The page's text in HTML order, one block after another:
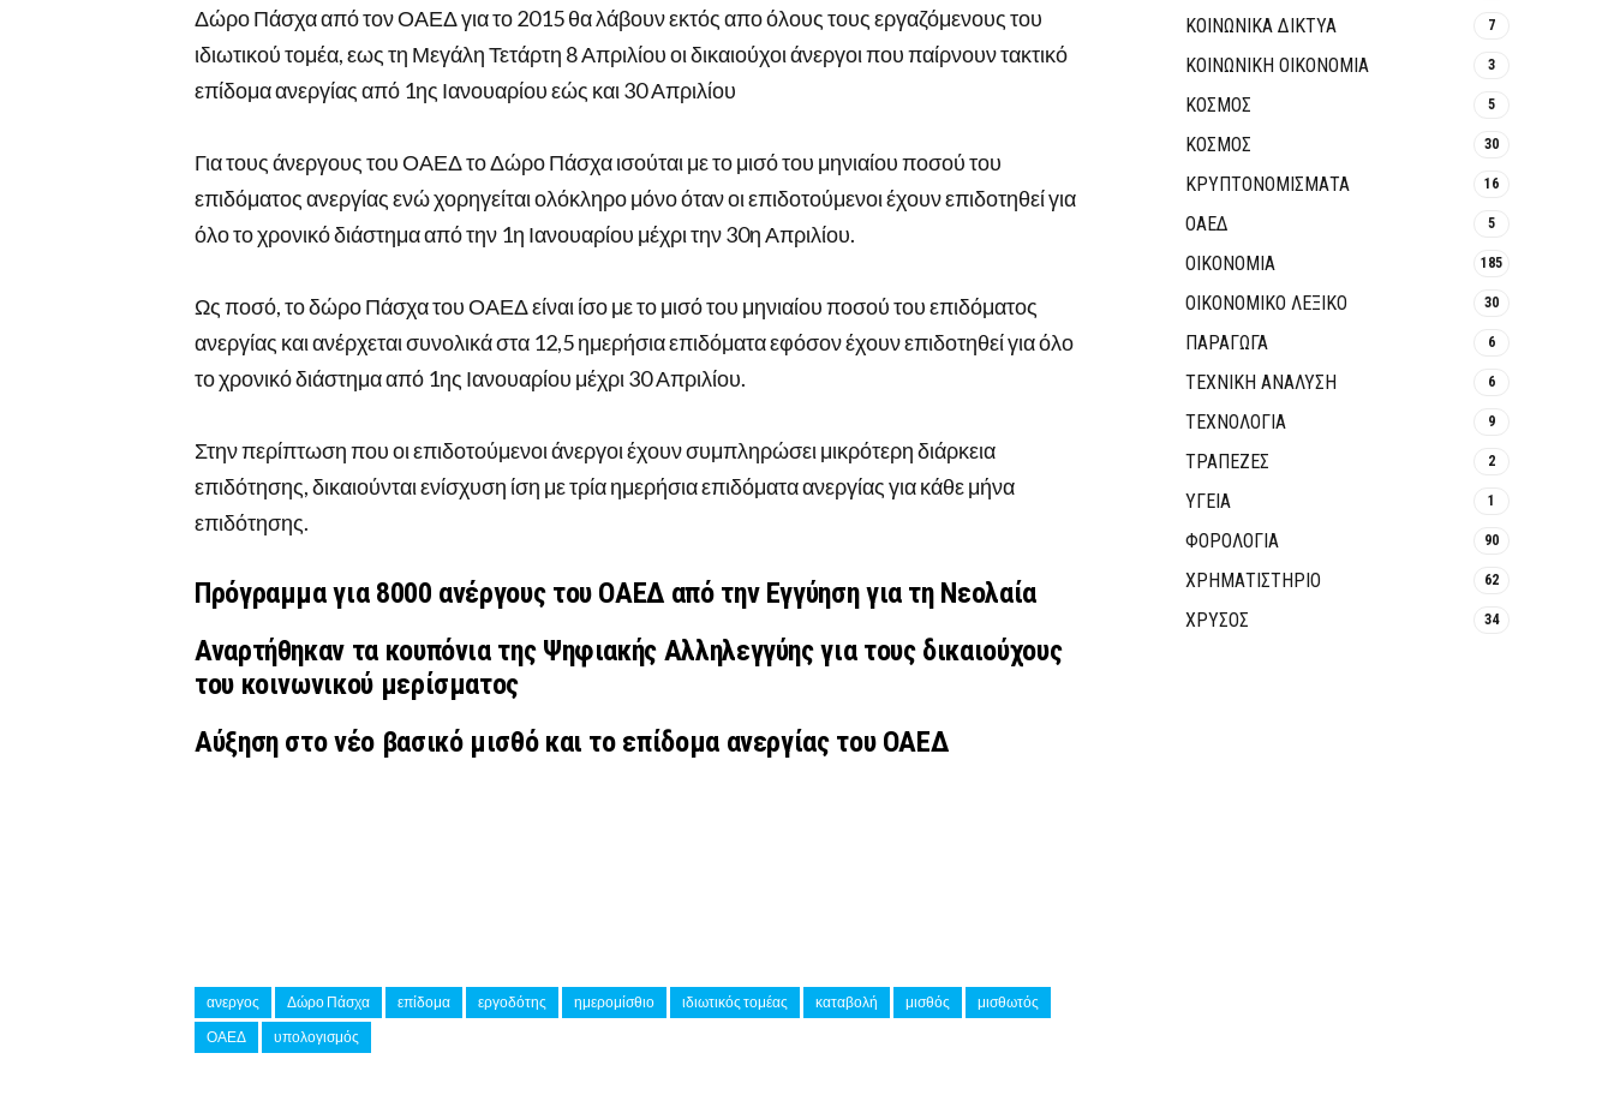
Δώρο Πάσχα από τον ΟΑΕΔ για το 2015 θα λάβουν εκτός απο όλους τους εργαζόμενους του
ιδιωτικού τομέα, εως τη Μεγάλη Τετάρτη 8 Απριλίου οι δικαιούχοι άνεργοι που παίρνουν τακτικό
επίδομα ανεργίας από 1ης Ιανουαρίου εώς και 30 Απριλίου
Για τους άνεργους του ΟΑΕΔ το Δώρο Πάσχα ισούται με το μισό του μηνιαίου ποσού του
επιδόματος ανεργίας ενώ χορηγείται ολόκληρο μόνο όταν οι επιδοτούμενοι έχουν επιδοτηθεί για
όλο το χρονικό διάστημα από την 1η Ιανουαρίου μέχρι την 30η Απριλίου.
Ως ποσό, το δώρο Πάσχα του ΟΑΕΔ είναι ίσο με το μισό του μηνιαίου ποσού του επιδόματος
ανεργίας και ανέρχεται συνολικά στα 12,5 ημερήσια επιδόματα εφόσον έχουν επιδοτηθεί για όλο
το χρονικό διάστημα από 1ης Ιανουαρίου μέχρι 30 Απριλίου.
Στην περίπτωση που οι επιδοτούμενοι άνεργοι έχουν συμπληρώσει μικρότερη διάρκεια
επιδότησης, δικαιούνται ενίσχυση ίση με τρία ημερήσια επιδόματα ανεργίας για κάθε μήνα
επιδότησης.
Πρόγραμμα για 8000 ανέργους του ΟΑΕΔ από την Εγγύηση για τη Νεολαία
Αναρτήθηκαν τα κουπόνια της Ψηφιακής Αλληλεγγύης για τους δικαιούχους
του κοινωνικού μερίσματος
Αύξηση στο νέο βασικό μισθό και το επίδομα ανεργίας του ΟΑΕΔ
ανεργος Δώρο Πάσχα επίδομα εργοδότης ημερομίσθιο ιδιωτικός τομέας καταβολή μισθός
μισθωτός
ΟΑΕΔ
υπολογισμός
ΚΟΙΝΩΝΙΚΆ ΔΊΚΤΥΑ 7
ΚΟΙΝΩΝΙΚΉ ΟΙΚΟΝΟΜΊΑ 3
ΚΟΣΜΟΣ 5
ΚΟΣΜΟΣ 30
ΚΡΥΠΤΟΝΟΜΊΣΜΑΤΑ 16
ΟΑΕΔ 5
ΟΙΚΟΝΟΜΙΑ 185
ΟΙΚΟΝΟΜΙΚΟ ΛΕΞΙΚΟ 30
ΠΑΡΑΓΩΓΑ 6
ΤΕΧΝΙΚΗ ΑΝΑΛΥΣΗ 6
ΤΕΧΝΟΛΟΓΙΑ 9
ΤΡΆΠΕΖΕΣ 2
ΥΓΕΙΑ 1
ΦΟΡΟΛΟΓΙΑ 90
ΧΡΗΜΑΤΙΣΤΗΡΙΟ 62
ΧΡΥΣΟΣ 34